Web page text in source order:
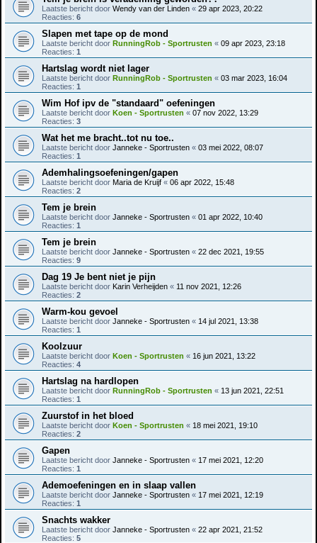
Laatste bericht door Wendy van der Linden « 29 apr 2023, 20:22
Reacties: 6
Slapen met tape op de mond
Laatste bericht door RunningRob - Sportrusten « 09 apr 2023, 23:18
Reacties: 1
Hartslag wordt niet lager
Laatste bericht door RunningRob - Sportrusten « 03 mar 2023, 16:04
Reacties: 1
Wim Hof ipv de "standaard" oefeningen
Laatste bericht door Koen - Sportrusten « 07 nov 2022, 13:29
Reacties: 3
Wat het me bracht..tot nu toe..
Laatste bericht door Janneke - Sportrusten « 03 mei 2022, 08:07
Reacties: 1
Ademhalingsoefeningen/gapen
Laatste bericht door Maria de Kruijf « 06 apr 2022, 15:48
Reacties: 2
Tem je brein
Laatste bericht door Janneke - Sportrusten « 01 apr 2022, 10:40
Reacties: 1
Tem je brein
Laatste bericht door Janneke - Sportrusten « 22 dec 2021, 19:55
Reacties: 9
Dag 19 Je bent niet je pijn
Laatste bericht door Karin Verheijden « 11 nov 2021, 12:26
Reacties: 2
Warm-kou gevoel
Laatste bericht door Janneke - Sportrusten « 14 jul 2021, 13:38
Reacties: 1
Koolzuur
Laatste bericht door Koen - Sportrusten « 16 jun 2021, 13:22
Reacties: 4
Hartslag na hardlopen
Laatste bericht door RunningRob - Sportrusten « 13 jun 2021, 22:51
Reacties: 1
Zuurstof in het bloed
Laatste bericht door Koen - Sportrusten « 18 mei 2021, 19:10
Reacties: 2
Gapen
Laatste bericht door Janneke - Sportrusten « 17 mei 2021, 12:20
Reacties: 1
Ademoefeningen en in slaap vallen
Laatste bericht door Janneke - Sportrusten « 17 mei 2021, 12:19
Reacties: 1
Snachts wakker
Laatste bericht door Janneke - Sportrusten « 22 apr 2021, 21:52
Reacties: 5